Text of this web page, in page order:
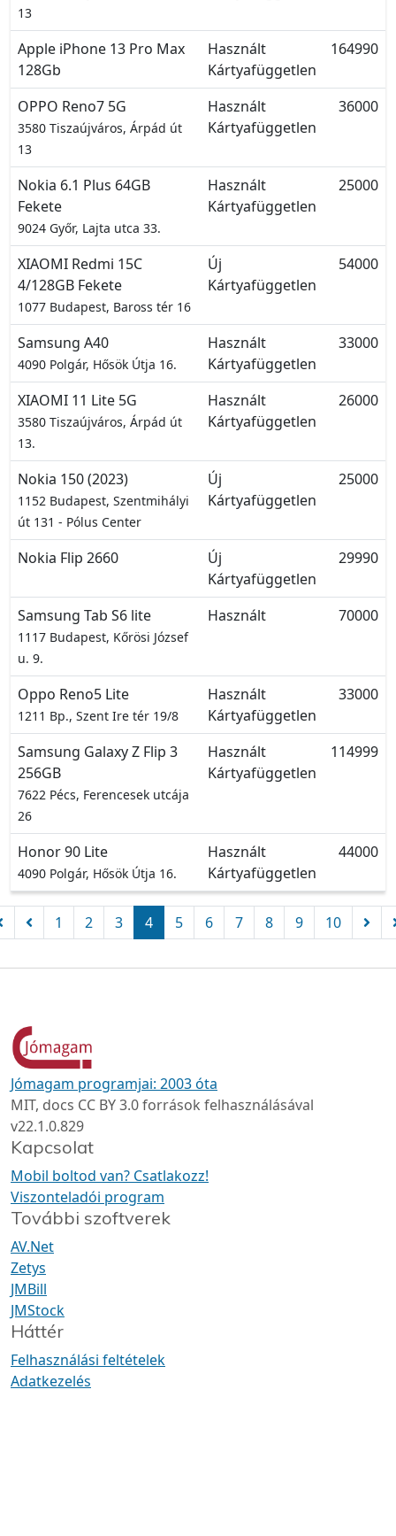
13
Apple iPhone 13 Pro Max
128Gb
Használt
Kártyafüggetlen
164990
OPPO Reno7 5G
3580 Tiszaújváros, Árpád út
13
Használt
Kártyafüggetlen
36000
Nokia 6.1 Plus 64GB
Fekete
9024 Győr, Lajta utca 33.
Használt
Kártyafüggetlen
25000
XIAOMI Redmi 15C
4/128GB Fekete
1077 Budapest, Baross tér 16
Új
Kártyafüggetlen
54000
Samsung A40
4090 Polgár, Hősök Útja 16.
Használt
Kártyafüggetlen
33000
XIAOMI 11 Lite 5G
3580 Tiszaújváros, Árpád út
13.
Használt
Kártyafüggetlen
26000
Nokia 150 (2023)
1152 Budapest, Szentmihályi
út 131 - Pólus Center
Új
Kártyafüggetlen
25000
Nokia Flip 2660
Új
Kártyafüggetlen
29990
Samsung Tab S6 lite
1117 Budapest, Kőrösi József
u. 9.
Használt 70000
Oppo Reno5 Lite
1211 Bp., Szent Ire tér 19/8
Használt
Kártyafüggetlen
33000
Samsung Galaxy Z Flip 3
256GB
7622 Pécs, Ferencesek utcája
26
Használt
Kártyafüggetlen
114999
Honor 90 Lite
4090 Polgár, Hősök Útja 16.
Használt
Kártyafüggetlen
44000
1 2 3 4 5 6 7 8 9 10
Jómagam programjai: 2003 óta
MIT, docs CC BY 3.0 források felhasználásával
v22.1.0.829
Kapcsolat
Mobil boltod van? Csatlakozz!
Viszonteladói program
További szoftverek
AV.Net
Zetys
JMBill
JMStock
Háttér
Felhasználási feltételek
Adatkezelés